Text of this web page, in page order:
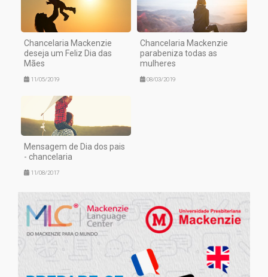
Chancelaria Mackenzie
deseja um Feliz Dia das
Mães
11/05/2019
Chancelaria Mackenzie
parabeniza todas as
mulheres
08/03/2019
Mensagem de Dia dos pais
- chancelaria
11/08/2017